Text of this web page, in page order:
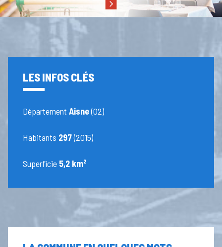
LES INFOS CLÉS
DépartementAisne(02)
Habitants 297(2015)
Superficie 5,2 km²